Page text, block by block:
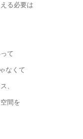
る必要は
て
なくて
、
間を